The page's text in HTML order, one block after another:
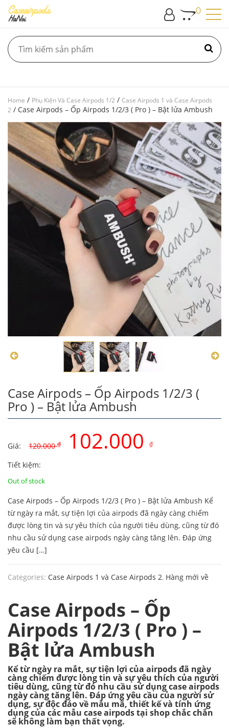
0
Home / Phụ Kiện Và Case Airpods 1/2 / Case Airpods 1 và Case Airpods
2 / Case Airpods – Ốp Airpods 1/2/3 ( Pro ) – Bật lửa Ambush
Case Airpods – Ốp Airpods 1/2/3 (
Pro ) – Bật lửa Ambush
Giá: 120.000₫
Original
price
was:
120.000 ₫.
102.000 ₫
Current
price
is:
102.000 ₫.
Tiết kiệm:
Out of stock
Case Airpods – Ốp Airpods 1/2/3 ( Pro ) – Bật lửa Ambush Kể
từ ngày ra mắt, sự tiện lợi của airpods đã ngày càng chiếm
được lòng tin và sự yêu thích của người tiêu dùng, cũng từ đó
nhu cầu sử dụng case airpods ngày càng tăng lên. Đáp ứng
yêu cầu […]
Categories: Case Airpods 1 và Case Airpods 2, Hàng mới về
Case Airpods – Ốp
Airpods 1/2/3 ( Pro ) –
Bật lửa Ambush
Kể từ ngày ra mắt, sự tiện lợi của airpods đã ngày
càng chiếm được lòng tin và sự yêu thích của người
tiêu dùng, cũng từ đó nhu cầu sử dụng case airpods
ngày càng tăng lên. Đáp ứng yêu cầu của người sử
dụng, sự độc đáo về mẫu mã, thiết kế và tính ứng
dụng của các mẫu case airpods tại shop chắc chắn
sẽ không làm bạn thất vọng.